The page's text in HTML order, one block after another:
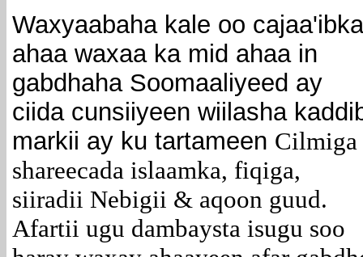
Waxyaabaha kale oo cajaa'ibka
ahaa waxaa ka mid ahaa in
gabdhaha Soomaaliyeed ay
ciida cunsiiyeen wiilasha
markii ay ku tartameen Cilmiga
shareecada islaamka, fiqiga,
siiradii Nebigii & aqoon guud.
Afartii ugu dambaysta isugu soo